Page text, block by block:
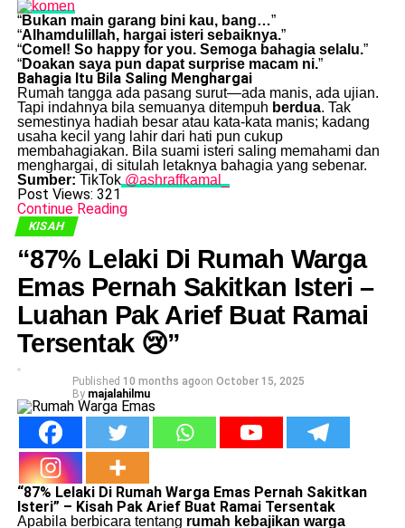
“Bukan main garang bini kau, bang…”
“Alhamdulillah, hargai isteri sebaiknya.”
“Comel! So happy for you. Semoga bahagia selalu.”
“Doakan saya pun dapat surprise macam ni.”
Bahagia Itu Bila Saling Menghargai
Rumah tangga ada pasang surut—ada manis, ada ujian.
Tapi indahnya bila semuanya ditempuh berdua. Tak
semestinya hadiah besar atau kata-kata manis; kadang
usaha kecil yang lahir dari hati pun cukup
membahagiakan. Bila suami isteri saling memahami dan
menghargai, di situlah letaknya bahagia yang sebenar.
Sumber: TikTok@ashraffkamal_
Post Views: 321
Continue Reading
KISAH
“87% Lelaki Di Rumah Warga
Emas Pernah Sakitkan Isteri –
Luahan Pak Arief Buat Ramai
Tersentak 😢”
Published 10 months agoon October 15, 2025
By majalahilmu
“87% Lelaki Di Rumah Warga Emas Pernah Sakitkan
Isteri” – Kisah Pak Arief Buat Ramai Tersentak
Apabila berbicara tentang rumah kebajikan warga